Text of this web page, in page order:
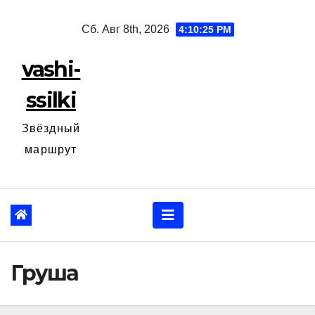
Сб. Авг 8th, 2026 4:10:26 PM
vashi-
ssilki
Звёздный
маршрут
Груша